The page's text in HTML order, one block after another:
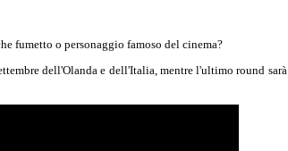
fumetto o personaggio famoso del cinema?
dell'Olanda e dell'Italia, mentre l'ultimo round sarà